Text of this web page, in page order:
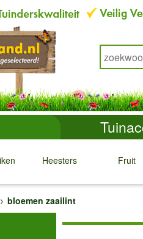
Heesters
↓
Fruit
↓
bloemen zaailint